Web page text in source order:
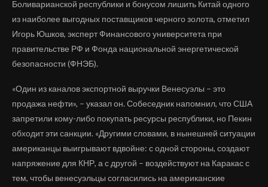
Боливарианской республики и бонусом лишить Китай одного
из наиболее выгодных поставщиков черного золота, отметил
Игорь Юшков, эксперт Финансового университета при
правительстве РФ и Фонда национальной энергетической
безопасности (ФНЭБ).
«Один из каналов экспортной выручки Венесуэлы – это
продажа нефти», – указал он. Собеседник напомнил, что США
запретили кому-либо покупать ресурсы республики, но Пекин
обходит эти санкции. «Другими словами, в нынешней ситуации
американцы выигрывают вдвойне: с одной стороны, создают
напряжение для КНР, а с другой – воздействуют на Каракас с
тем, чтобы венесуэльцы согласились на американские